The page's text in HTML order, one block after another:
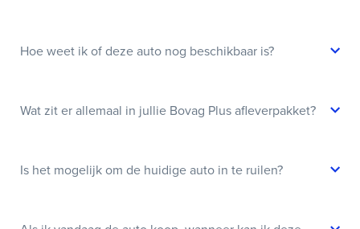
Hoe weet ik of deze auto nog beschikbaar is?
Wat zit er allemaal in jullie Bovag Plus afleverpakket?
Is het mogelijk om de huidige auto in te ruilen?